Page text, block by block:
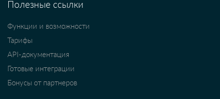
Полезные ссылки
Функции и возможности
Тарифы
API-документация
Готовые интеграции
Бонусы от партнеров